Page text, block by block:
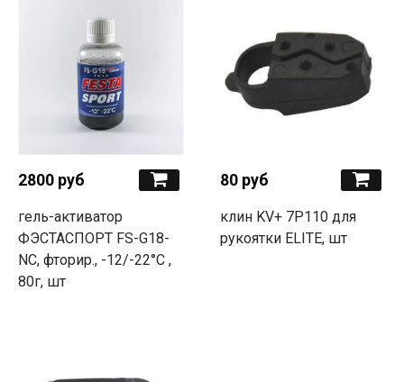
2800 руб
гель-активатор
ФЭСТАСПОРТ FS-G18-
NC, фторир., -12/-22°С ,
80г, шт
80 руб
клин KV+ 7P110 для
рукоятки ELITE, шт